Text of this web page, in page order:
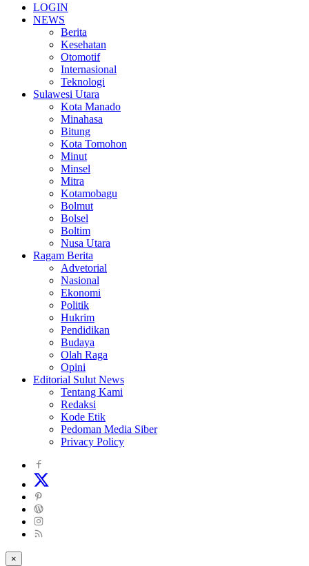
LOGIN
NEWS
Berita
Kesehatan
Otomotif
Internasional
Teknologi
Sulawesi Utara
Kota Manado
Minahasa
Bitung
Kota Tomohon
Minut
Minsel
Mitra
Kotamobagu
Bolmut
Bolsel
Boltim
Nusa Utara
Ragam Berita
Advetorial
Nasional
Ekonomi
Politik
Hukrim
Pendidikan
Budaya
Olah Raga
Opini
Editorial Sulut News
Tentang Kami
Redaksi
Kode Etik
Pedoman Media Siber
Privacy Policy
×